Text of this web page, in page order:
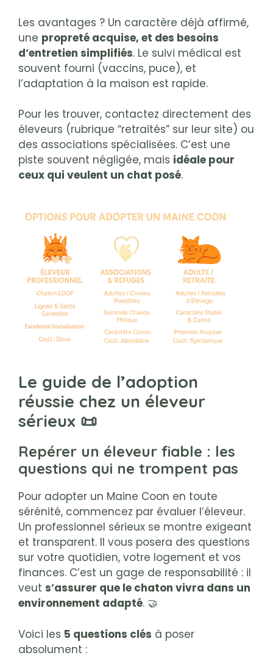
Les avantages ? Un caractère déjà affirmé,
une propreté acquise, et des besoins
d’entretien simplifiés. Le suivi médical est
souvent fourni (vaccins, puce), et
l’adaptation à la maison est rapide.
Pour les trouver, contactez directement des
éleveurs (rubrique “retraités” sur leur site) ou
des associations spécialisées. C’est une
piste souvent négligée, mais idéale pour
ceux qui veulent un chat posé.
Le guide de l’adoption
réussie chez un éleveur
sérieux 📜
Repérer un éleveur fiable : les
questions qui ne trompent pas
Pour adopter un Maine Coon en toute
sérénité, commencez par évaluer l’éleveur.
Un professionnel sérieux se montre exigeant
et transparent. Il vous posera des questions
sur votre quotidien, votre logement et vos
finances. C’est un gage de responsabilité : il
veut s’assurer que le chaton vivra dans un
environnement adapté. 🤝
Voici les 5 questions clés à poser
absolument :